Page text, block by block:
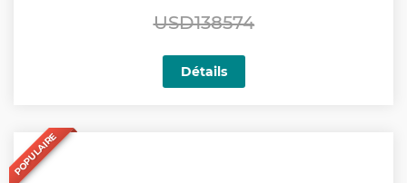
USD138574
Détails
POPULAIRE